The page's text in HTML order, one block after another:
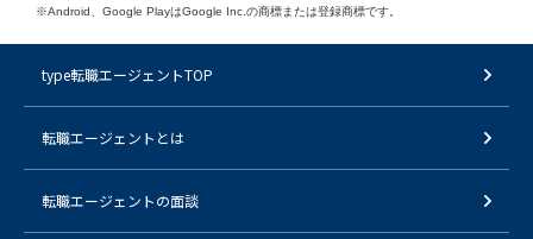
※Android、Google PlayはGoogle Inc.の商標または登録商標です。
type転職エージェントTOP
転職エージェントとは
転職エージェントの面談